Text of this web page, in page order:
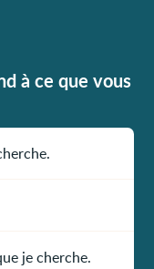
à ce que vous
je cherche.